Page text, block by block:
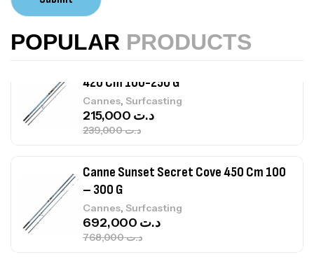
POPULAR PRODUCTS
Accastillage bateau
420 Cm 100-250 G
Cannes, Surfcasting
د.ت239,000
د.ت
Canne Sunset Secret Cove 450 Cm 100
– 300 G
Cannes, Surfcasting
د.ت768,000
د.ت